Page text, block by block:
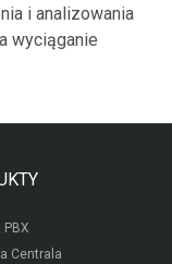
i analizowania
wyciąganie
PBX
Centrala